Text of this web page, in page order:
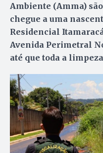
Ambiente (Amma)
chegue a uma
Residencial
Avenida Perimetral
até que toda a